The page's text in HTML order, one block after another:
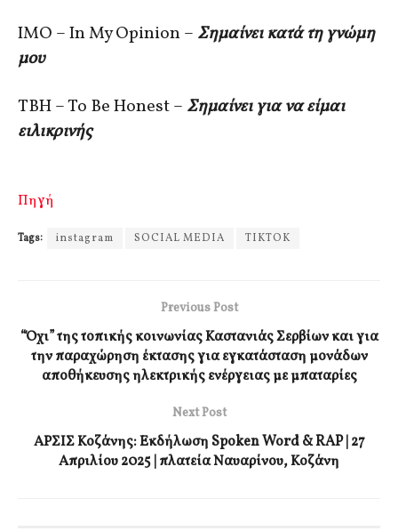
IMO – In My Opinion – Σημαίνει κατά τη γνώμη
μου
TBH – To Be Honest – Σημαίνει για να είμαι
ειλικρινής
Πηγή
Tags: instagram SOCIAL MEDIA TIKTOK
Previous Post
“Όχι” της τοπικής κοινωνίας Καστανιάς Σερβίων και για
την παραχώρηση έκτασης για εγκατάσταση μονάδων
αποθήκευσης ηλεκτρικής ενέργειας με μπαταρίες
Next Post
ΑΡΣΙΣ Κοζάνης: Εκδήλωση Spoken Word & RAP | 27
Απριλίου 2025 | πλατεία Ναυαρίνου, Κοζάνη